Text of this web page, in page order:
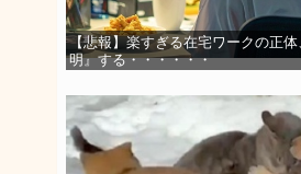
【悲報】楽すぎる在宅ワークの正体
明』する・・・・・・